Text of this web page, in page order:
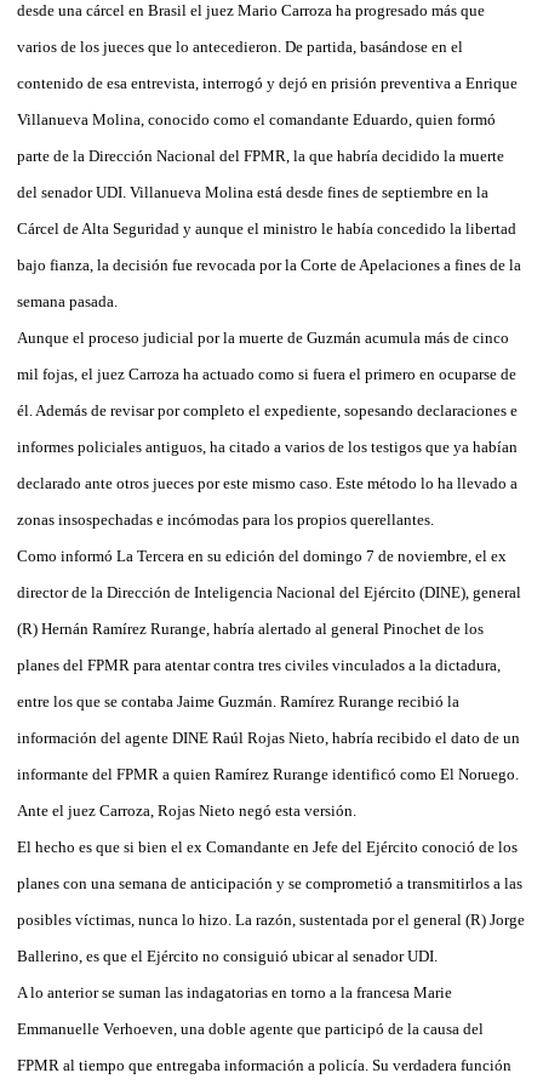
desde una cárcel en Brasil el juez Mario Carroza ha progresado más que
varios de los jueces que lo antecedieron. De partida, basándose en el
contenido de esa entrevista, interrogó y dejó en prisión preventiva a Enrique
Villanueva Molina, conocido como el comandante Eduardo, quien formó
parte de la Dirección Nacional del FPMR, la que habría decidido la muerte
del senador UDI. Villanueva Molina está desde fines de septiembre en la
Cárcel de Alta Seguridad y aunque el ministro le había concedido la libertad
bajo fianza, la decisión fue revocada por la Corte de Apelaciones a fines de la
semana pasada.
Aunque el proceso judicial por la muerte de Guzmán acumula más de cinco
mil fojas, el juez Carroza ha actuado como si fuera el primero en ocuparse de
él. Además de revisar por completo el expediente, sopesando declaraciones e
informes policiales antiguos, ha citado a varios de los testigos que ya habían
declarado ante otros jueces por este mismo caso. Este método lo ha llevado a
zonas insospechadas e incómodas para los propios querellantes.
Como informó La Tercera en su edición del domingo 7 de noviembre, el ex
director de la Dirección de Inteligencia Nacional del Ejército (DINE), general
(R) Hernán Ramírez Rurange, habría alertado al general Pinochet de los
planes del FPMR para atentar contra tres civiles vinculados a la dictadura,
entre los que se contaba Jaime Guzmán. Ramírez Rurange recibió la
información del agente DINE Raúl Rojas Nieto, habría recibido el dato de un
informante del FPMR a quien Ramírez Rurange identificó como El Noruego.
Ante el juez Carroza, Rojas Nieto negó esta versión.
El hecho es que si bien el ex Comandante en Jefe del Ejército conoció de los
planes con una semana de anticipación y se comprometió a transmitirlos a las
posibles víctimas, nunca lo hizo. La razón, sustentada por el general (R) Jorge
Ballerino, es que el Ejército no consiguió ubicar al senador UDI.
A lo anterior se suman las indagatorias en torno a la francesa Marie
Emmanuelle Verhoeven, una doble agente que participó de la causa del
FPMR al tiempo que entregaba información a policía. Su verdadera función